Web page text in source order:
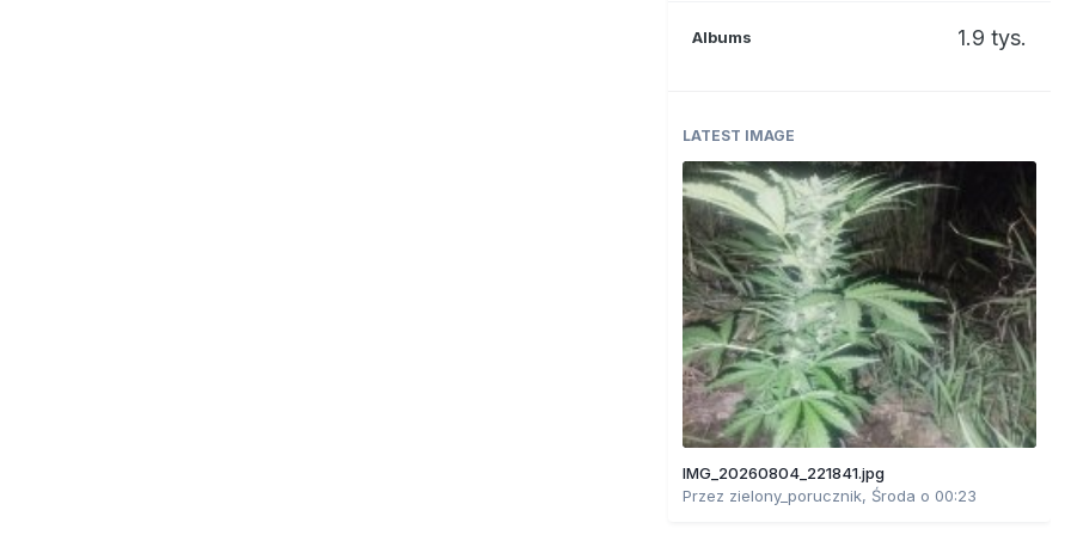
Albums 1.9 tys.
LATEST IMAGE
IMG_20260804_221841.jpg
Przez zielony_porucznik, Środa o 00:23